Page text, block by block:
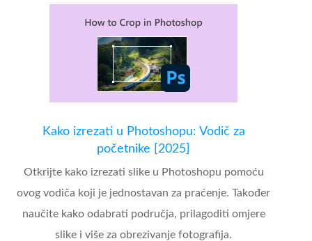
Kako izrezati u Photoshopu: Vodič za
početnike [2025]
Otkrijte kako izrezati slike u Photoshopu pomoću
ovog vodiča koji je jednostavan za praćenje. Također
naučite kako odabrati područja, prilagoditi omjere
slike i više za obrezivanje fotografija.